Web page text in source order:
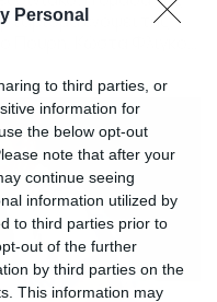
Personal
to third parties, or
information for
the below opt-out
note that after your
continue seeing
information utilized by
to third parties prior to
out of the further
by third parties on the
This information may
ενόψει της
Πουρή, Κώστα Φλίγκο
μέσος έλυσε χθες (1/6)
και πλέον
στέγης.